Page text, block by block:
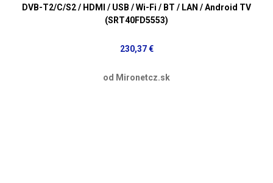
DVB-T2/C/S2 / HDMI / USB / Wi-Fi / BT / LAN / Android TV
(SRT40FD5553)
230,37 €
od Mironetcz.sk